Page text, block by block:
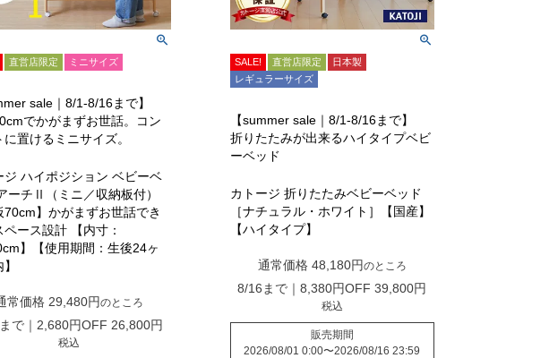
直営店限定 ミニサイズ
sale｜8/1-8/16まで】
でかがまずお世話。コン
置けるミニサイズ。
ジ ハイポジション ベビーベ
ーチⅡ（ミニ／収納板付）
70cm】かがまずお世話でき
ペース設計 【内寸：
】【使用期間：生後24ヶ
常価格 29,480 のところ
で｜2,680円OFF 26,800
税込
SALE! 直営店限定
日本製
レギュラーサイズ
【summer sale｜8/1-8/16まで】
折りたたみが出来るハイタイプベビ
ーベッド
カトージ 折りたたみベビーベッド
［ナチュラル・ホワイト］【国産】
【ハイタイプ】
通常価格 48,180 のところ
8/16まで｜8,380円OFF 39,800
税込
販売期間
2026/08/01 0:00〜2026/08/16 23:59